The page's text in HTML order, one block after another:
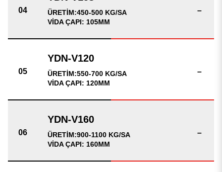
ÜRETİM:450-500 KG/SA
VİDA ÇAPI: 105MM
–
ÜRETİM:550-700 KG/SA
VİDA ÇAPI: 120MM
–
ÜRETİM:900-1100 KG/SA
VİDA ÇAPI: 160MM
–